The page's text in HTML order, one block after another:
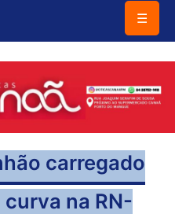
☰
carregado
na RN-